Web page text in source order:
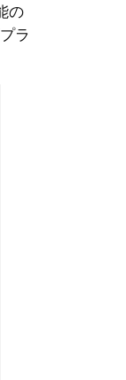
の
ラ